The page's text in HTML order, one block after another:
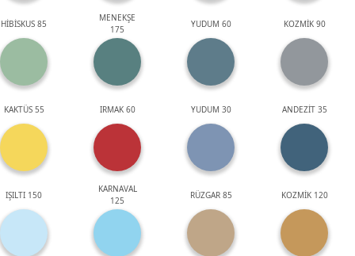
HİBİSKUS 85
MENEKŞE
175
YUDUM 60 KOZMİK 90
KAKTÜS 55 IRMAK 60 YUDUM 30 ANDEZİT 35
IŞILTI 150
KARNAVAL
125
RÜZGAR 85 KOZMİK 120